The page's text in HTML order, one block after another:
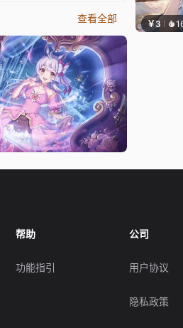
查看全部 ￥3
帮助
功能指引
公司
用户协议
隐私政策